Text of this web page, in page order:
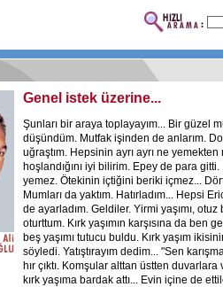
Genel istek üzerine...
Şunları bir araya toplayayım... Bir güzel
düşündüm. Mutfak işinden de anlarım.
uğraştım. Hepsinin ayrı ayrı ne
hoşlandığını iyi bilirim. Epey de para
yemez. Ötekinin içtiğini beriki içmez...
Mumları da yaktım. Hatırladım... Hepsi
de ayarladım. Geldiler. Yirmi yaşımı, otuz
oturttum. Kırk yaşımın karşısına da ben
beş yaşımı tutucu buldu. Kırk yaşım
söyledi. Yatıştırayım dedim... "Sen
hır çıktı. Komşular alttan üstten duvarlara
kırk yaşıma bardak attı... Evin içine de